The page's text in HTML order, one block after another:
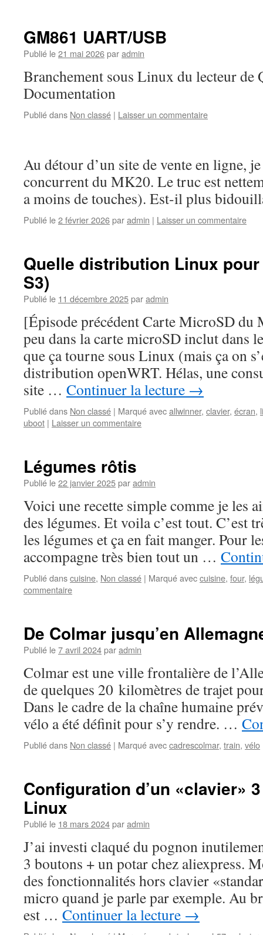
GM861 UART/USB
Publié le21 mai 2026paradmin
Branchement sous Linux du lecteur de
Documentation
Publié dans Non classé | Laisser un commentaire
Au détour d’un site de vente en ligne,
concurrent du MK20. Le truc est
a moins de touches). Est-il plus
Publié le2 février 2026paradmin | Laisser un commentaire
Quelle distribution Linux pour
S3)
Publié le 11 décembre 2025paradmin
[Épisode précédent Carte MicroSD
peu dans la carte microSD inclut dans
que ça tourne sous Linux (mais ça on
distribution openWRT. Hélas, une
site … Continuer la lecture →
Publié dans Non classé | Marqué avecallwinner, clavier, écran,
uboot | Laisser un commentaire
Légumes rôtis
Publié le22 janvier 2025paradmin
Voici une recette simple comme je les
des légumes. Et voila c’est tout. C’est
les légumes et ça en fait manger. Pour
accompagne très bien tout un …
Publié danscuisine, Non classé | Marqué aveccuisine, four,
commentaire
De Colmar jusqu’en
Publié le7 avril 2024paradmin
Colmar est une ville frontalière de
de quelques 20 kilomètres de trajet
Dans le cadre de la chaîne humaine
vélo a été définit pour s’y rendre. …
Publié dans Non classé | Marqué aveccadrescolmar, train, vélo
Configuration d’un «clavier»
Linux
Publié le 18 mars 2024paradmin
J’ai investi claqué du pognon
3 boutons + un potar chez aliexpress.
des fonctionnalités hors clavier
micro quand je parle par exemple. Au
est … Continuer la lecture →